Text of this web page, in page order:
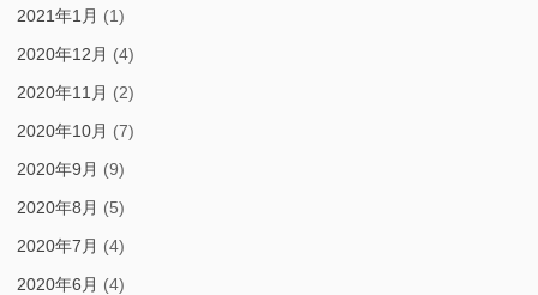
2021年1月 (1)
2020年12月 (4)
2020年11月 (2)
2020年10月 (7)
2020年9月 (9)
2020年8月 (5)
2020年7月 (4)
2020年6月 (4)